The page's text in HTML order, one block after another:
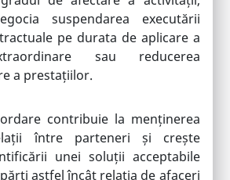
suspendarea executării
pe durata de aplicare a
sau reducerea
a prestațiilor.
contribuie la menținerea
între parteneri și crește
unei soluții acceptabile
astfel încât relația de afaceri